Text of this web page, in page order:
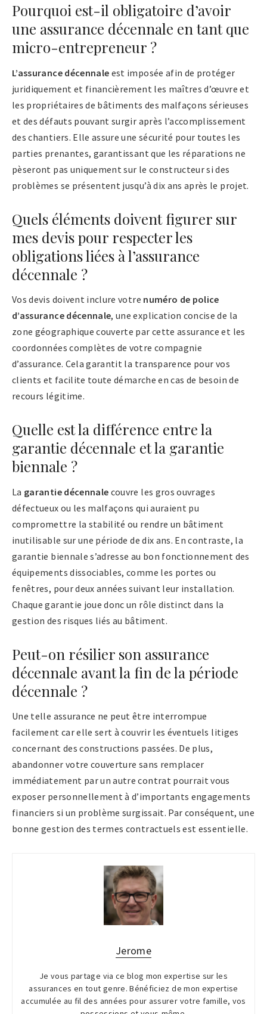
Pourquoi est-il obligatoire d’avoir
une assurance décennale en tant que
micro-entrepreneur ?
L’assurance décennale est imposée afin de protéger
juridiquement et financièrement les maîtres d’œuvre et
les propriétaires de bâtiments des malfaçons sérieuses
et des défauts pouvant surgir après l’accomplissement
des chantiers. Elle assure une sécurité pour toutes les
parties prenantes, garantissant que les réparations ne
pèseront pas uniquement sur le constructeur si des
problèmes se présentent jusqu’à dix ans après le projet.
Quels éléments doivent figurer sur
mes devis pour respecter les
obligations liées à l’assurance
décennale ?
Vos devis doivent inclure votre numéro de police
d’assurance décennale, une explication concise de la
zone géographique couverte par cette assurance et les
coordonnées complètes de votre compagnie
d’assurance. Cela garantit la transparence pour vos
clients et facilite toute démarche en cas de besoin de
recours légitime.
Quelle est la différence entre la
garantie décennale et la garantie
biennale ?
La garantie décennale couvre les gros ouvrages
défectueux ou les malfaçons qui auraient pu
compromettre la stabilité ou rendre un bâtiment
inutilisable sur une période de dix ans. En contraste, la
garantie biennale s’adresse au bon fonctionnement des
équipements dissociables, comme les portes ou
fenêtres, pour deux années suivant leur installation.
Chaque garantie joue donc un rôle distinct dans la
gestion des risques liés au bâtiment.
Peut-on résilier son assurance
décennale avant la fin de la période
décennale ?
Une telle assurance ne peut être interrompue
facilement car elle sert à couvrir les éventuels litiges
concernant des constructions passées. De plus,
abandonner votre couverture sans remplacer
immédiatement par un autre contrat pourrait vous
exposer personnellement à d’importants engagements
financiers si un problème surgissait. Par conséquent, une
bonne gestion des termes contractuels est essentielle.
Jerome
Je vous partage via ce blog mon expertise sur les
assurances en tout genre. Bénéficiez de mon expertise
accumulée au fil des années pour assurer votre famille, vos